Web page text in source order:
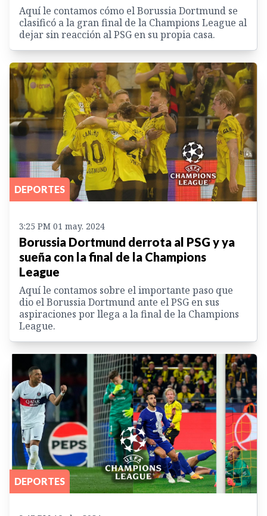
Aquí le contamos cómo el Borussia Dortmund se
clasificó a la gran final de la Champions League al
dejar sin reacción al PSG en su propia casa.
DEPORTES
3:25 PM 01 may. 2024
Borussia Dortmund derrota al PSG y ya
sueña con la final de la Champions
League
Aquí le contamos sobre el importante paso que
dio el Borussia Dortmund ante el PSG en sus
aspiraciones por llega a la final de la Champions
League.
DEPORTES